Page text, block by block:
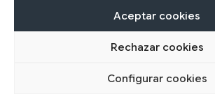
Aceptar cookies
Rechazar cookies
Configurar cookies
a
I
n
s
a
Y
o
u
u
Copyright © 2026 | Inmobiliaria Bizkaia